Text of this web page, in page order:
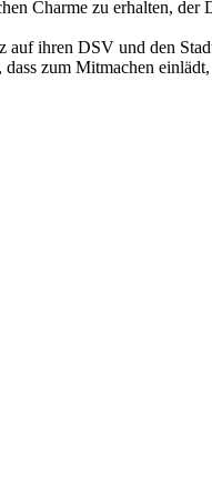
Charme zu erhalten, der
auf ihren DSV und den
zum Mitmachen